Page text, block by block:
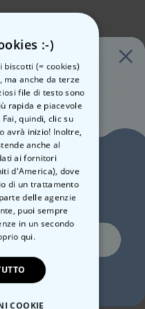
il nostro bicchiere da gin
tanto semplice quanto
fortunata non solo
drink deliziosamente
qualcuno a cui questo
c'è dubbio!
per i cocktail, ecc
18,5 cm, diametro superiore
11,5 cm, diametro inferiore
cm
a mano
da te, purtroppo non
spedito ed è escluso dal
da Gin
con Testo
€
:-)
(= cookies)
ma anche da terze
file di testo sono
rapida e piacevole
quindi, clic su
avrà inizio! Inoltre,
anche al
ai fornitori
d'America), dove
di un trattamento
delle agenzie
puoi sempre
in un secondo
qui.
COOKIE
10%?
gli sconti